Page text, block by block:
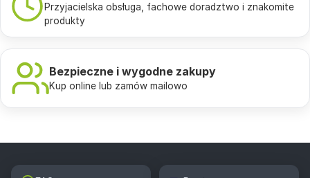
Przyjacielska obsługa, fachowe doradztwo i znakomite
produkty
Bezpieczne i wygodne zakupy
Kup online lub zamów mailowo